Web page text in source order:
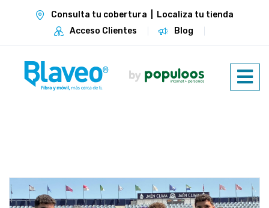
Consulta tu cobertura
Localiza tu tienda
Acceso Clientes
Blog